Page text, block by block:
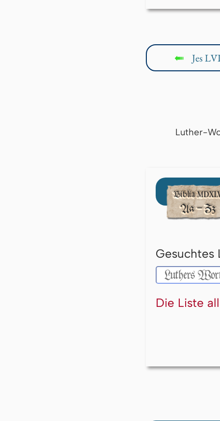
↤ Jes
Luther-
Die Liste